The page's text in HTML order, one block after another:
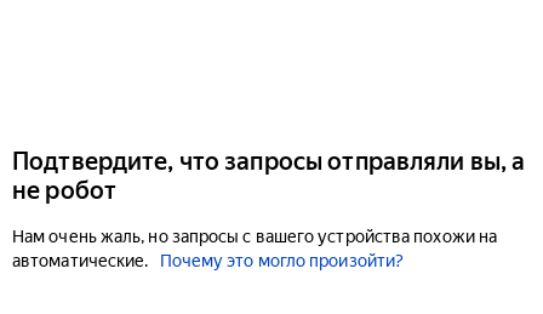
Подтвердите, что запросы отправляли вы, а
не робот
Нам очень жаль, но запросы с вашего устройства похожи на
автоматические.
Почему это могло произойти?